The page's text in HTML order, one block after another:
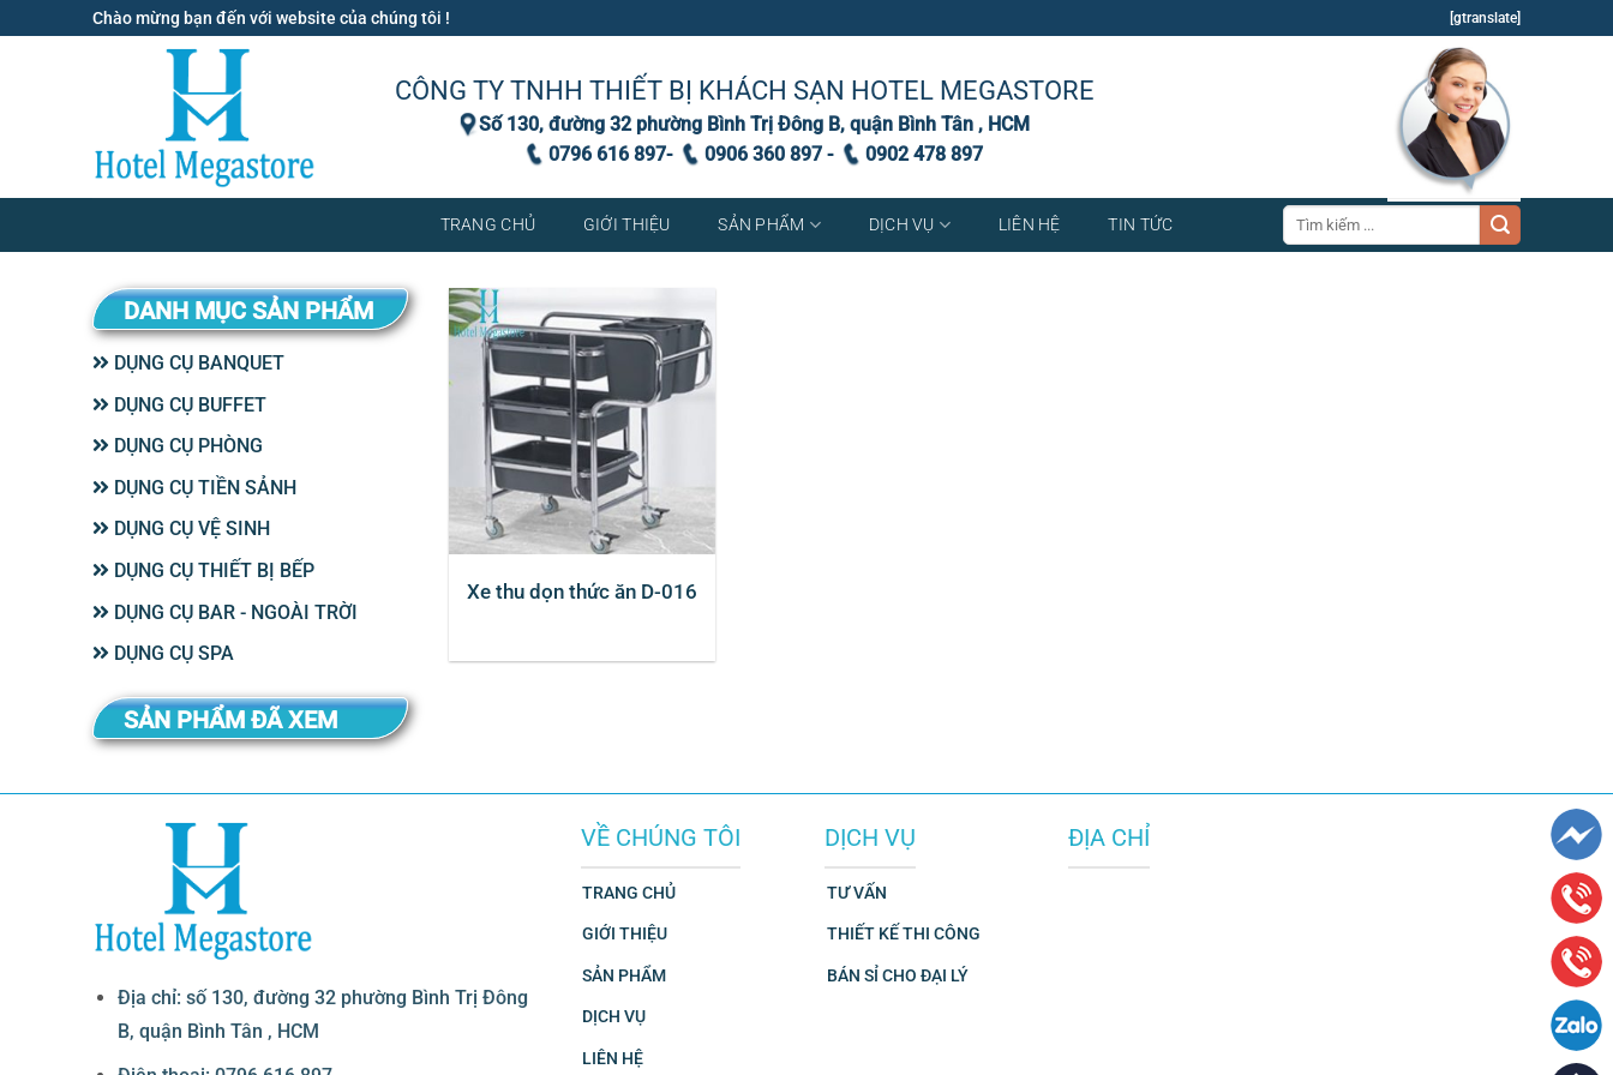
qua
Chào mừng bạn đến với website của chúng tôi ! [gtranslate]
CÔNG TY TNHH THIẾT BỊ KHÁCH SẠN HOTEL MEGASTORE
Số 130, đường 32 phường Bình Trị Đông B, quận Bình Tân , HCM
0796 616 897-
0906 360 897 - 0902 478 897
TRANG CHỦ GIỚI THIỆU SẢN PHẨM DỊCH VỤ LIÊN HỆ TIN TỨC
Tìm
kiếm:
DANH MỤC SẢN PHẨM
DỤNG CỤ BANQUET
DỤNG CỤ BUFFET
DỤNG CỤ PHÒNG
DỤNG CỤ TIỀN SẢNH
DỤNG CỤ VỆ SINH
DỤNG CỤ THIẾT BỊ BẾP
DỤNG CỤ BAR - NGOÀI TRỜI
DỤNG CỤ SPA
SẢN PHẨM ĐÃ XEM
Xe thu dọn thức ăn D-016
Địa chỉ: số 130, đường 32 phường Bình Trị Đông
B, quận Bình Tân , HCM
VỀ CHÚNG TÔI
TRANG CHỦ
GIỚI THIỆU
SẢN PHẨM
DỊCH VỤ
LIÊN HỆ
DỊCH VỤ
TƯ VẤN
THIẾT KẾ THI CÔNG
BÁN SỈ CHO ĐẠI LÝ
ĐỊA CHỈ